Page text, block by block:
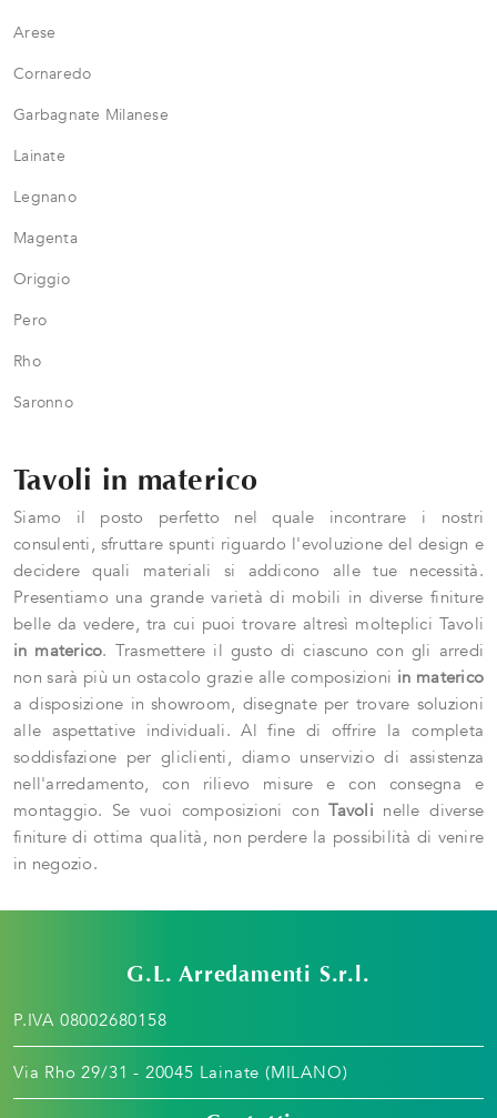
Arese
Cornaredo
Garbagnate Milanese
Lainate
Legnano
Magenta
Origgio
Pero
Rho
Saronno
Tavoli in materico
Siamo il posto perfetto nel quale incontrare i nostri
consulenti, sfruttare spunti riguardo l'evoluzione del design e
decidere quali materiali si addicono alle tue necessità.
Presentiamo una grande varietà di mobili in diverse finiture
belle da vedere, tra cui puoi trovare altresì molteplici Tavoli
in materico. Trasmettere il gusto di ciascuno con gli arredi
non sarà più un ostacolo grazie alle composizioni in materico
a disposizione in showroom, disegnate per trovare soluzioni
alle aspettative individuali. Al fine di offrire la completa
soddisfazione per gliclienti, diamo unservizio di assistenza
nell'arredamento, con rilievo misure e con consegna e
montaggio. Se vuoi composizioni conTavoli nelle diverse
finiture di ottima qualità, non perdere la possibilità di venire
in negozio.
G.L. Arredamenti S.r.l.
P.IVA 08002680158
Via Rho 29/31 - 20045 Lainate (MILANO)